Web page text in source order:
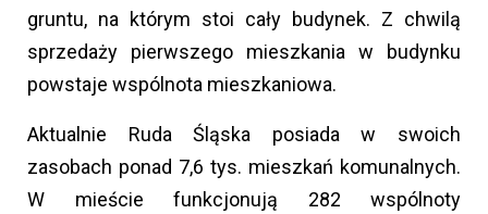
gruntu, na którym stoi cały budynek. Z chwilą
sprzedaży pierwszego mieszkania w budynku
powstaje wspólnota mieszkaniowa.
Aktualnie Ruda Śląska posiada w swoich
zasobach ponad 7,6 tys. mieszkań komunalnych.
W mieście funkcjonują 282 wspólnoty